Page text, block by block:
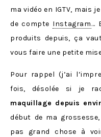
ma vidéo en IGTV, mais
de compte Instagram…
produits depuis, ça
vous faire une petite
Pour rappel (j’ai
fois, désolée si je
maquillage depuis
début de ma
pas grand chose à